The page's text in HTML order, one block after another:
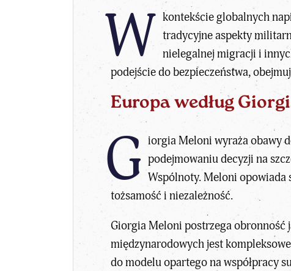
W kontekście globalnych
tradycyjne aspekty
nielegalnej migracji i
podejście do bezpieczeństwa,
Europa według
G iorgia Meloni wyraża obawy
podejmowaniu decyzji na
Wspólnoty. Meloni opowiada
tożsamość i niezależność.
Giorgia Meloni postrzega obronność
międzynarodowych jest
do modelu opartego na współpracy